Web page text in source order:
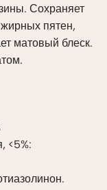
Сохраняет
пятен,
матовый блеск.
<5%: